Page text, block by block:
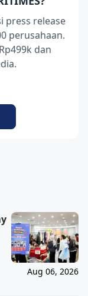
press release
perusahaan.
dan
Aug 06, 2026